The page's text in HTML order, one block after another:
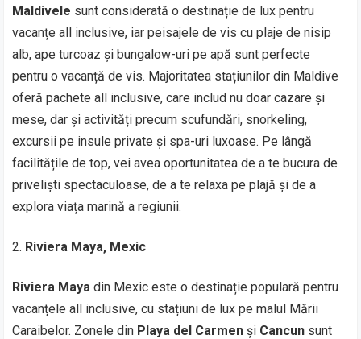
Maldivele sunt considerată o destinație de lux pentru
vacanțe all inclusive, iar peisajele de vis cu plaje de nisip
alb, ape turcoaz și bungalow-uri pe apă sunt perfecte
pentru o vacanță de vis. Majoritatea stațiunilor din Maldive
oferă pachete all inclusive, care includ nu doar cazare și
mese, dar și activități precum scufundări, snorkeling,
excursii pe insule private și spa-uri luxoase. Pe lângă
facilitățile de top, vei avea oportunitatea de a te bucura de
priveliști spectaculoase, de a te relaxa pe plajă și de a
explora viața marină a regiunii.
Riviera Maya, Mexic
Riviera Maya din Mexic este o destinație populară pentru
vacanțele all inclusive, cu stațiuni de lux pe malul Mării
Caraibelor. Zonele din Playa del Carmen și Cancun sunt